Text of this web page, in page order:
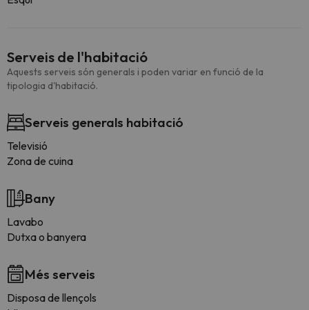
Serveis de l'habitació
Aquests serveis són generals i poden variar en funció de la
tipologia d'habitació.
Serveis generals habitació
Televisió
Zona de cuina
Bany
Lavabo
Dutxa o banyera
Més serveis
Disposa de llençols